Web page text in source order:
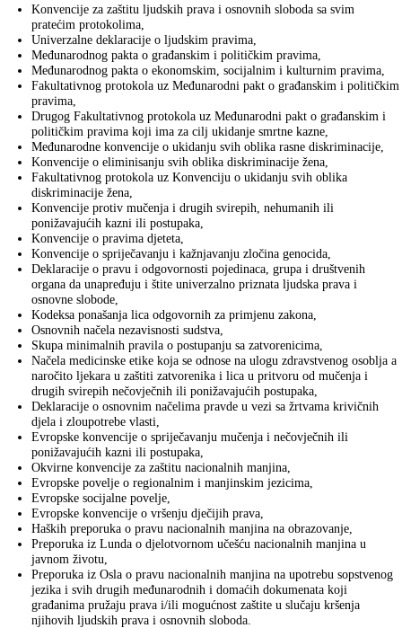
Konvencije za zaštitu ljudskih prava i osnovnih sloboda sa svim
pratećim protokolima,
Univerzalne deklaracije o ljudskim pravima,
Međunarodnog pakta o građanskim i političkim pravima,
Međunarodnog pakta o ekonomskim, socijalnim i kulturnim pravima,
Fakultativnog protokola uz Međunarodni pakt o građanskim i političkim
pravima,
Drugog Fakultativnog protokola uz Međunarodni pakt o građanskim i
političkim pravima koji ima za cilj ukidanje smrtne kazne,
Međunarodne konvencije o ukidanju svih oblika rasne diskriminacije,
Konvencije o eliminisanju svih oblika diskriminacije žena,
Fakultativnog protokola uz Konvenciju o ukidanju svih oblika
diskriminacije žena,
Konvencije protiv mučenja i drugih svirepih, nehumanih ili
ponižavajućih kazni ili postupaka,
Konvencije o pravima djeteta,
Konvencije o spriječavanju i kažnjavanju zločina genocida,
Deklaracije o pravu i odgovornosti pojedinaca, grupa i društvenih
organa da unapređuju i štite univerzalno priznata ljudska prava i
osnovne slobode,
Kodeksa ponašanja lica odgovornih za primjenu zakona,
Osnovnih načela nezavisnosti sudstva,
Skupa minimalnih pravila o postupanju sa zatvorenicima,
Načela medicinske etike koja se odnose na ulogu zdravstvenog osoblja a
naročito ljekara u zaštiti zatvorenika i lica u pritvoru od mučenja i
drugih svirepih nečovječnih ili ponižavajućih postupaka,
Deklaracije o osnovnim načelima pravde u vezi sa žrtvama krivičnih
djela i zloupotrebe vlasti,
Evropske konvencije o spriječavanju mučenja i nečovječnih ili
ponižavajućih kazni ili postupaka,
Okvirne konvencije za zaštitu nacionalnih manjina,
Evropske povelje o regionalnim i manjinskim jezicima,
Evropske socijalne povelje,
Evropske konvencije o vršenju dječijih prava,
Haških preporuka o pravu nacionalnih manjina na obrazovanje,
Preporuka iz Lunda o djelotvornom učešću nacionalnih manjina u
javnom životu,
Preporuka iz Osla o pravu nacionalnih manjina na upotrebu sopstvenog
jezika i svih drugih međunarodnih i domaćih dokumenata koji
građanima pružaju prava i/ili mogućnost zaštite u slučaju kršenja
njihovih ljudskih prava i osnovnih sloboda.